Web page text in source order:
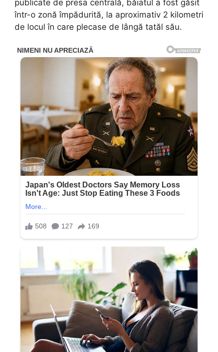
publicate de presa centrală, băiatul a fost găsit
într-o zonă împădurită, la aproximativ 2 kilometri
de locul în care plecase de lângă tatăl său.